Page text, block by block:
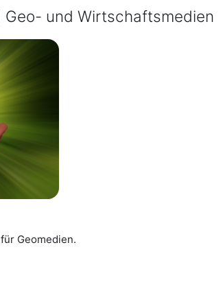
Geo- und Wirtschaftsmedien
Geomedien.